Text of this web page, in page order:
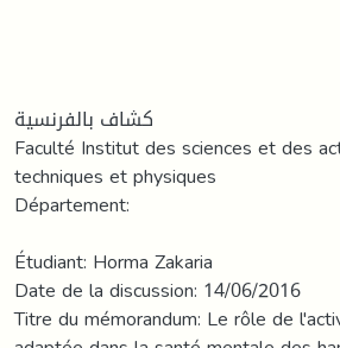
كشاف بالفرنسية
Faculté Institut des sciences et des
techniques et physiques
Département:
Étudiant: Horma Zakaria
Date de la discussion: 14/06/2016
Titre du mémorandum: Le rôle de